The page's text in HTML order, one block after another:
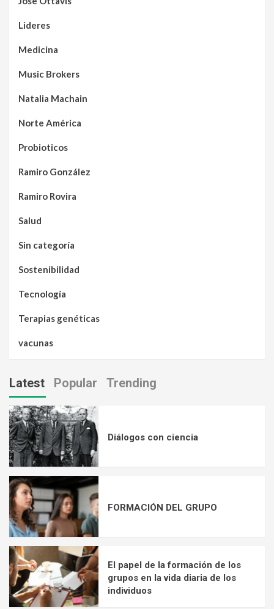
Lideres
Medicina
Music Brokers
Natalia Machain
Norte América
Probioticos
Ramiro González
Ramiro Rovira
Salud
Sin categoría
Sostenibilidad
Tecnología
Terapias genéticas
vacunas
Latest Popular Trending
Diálogos con ciencia
FORMACIÓN DEL GRUPO
El papel de la formación de los
grupos en la vida diaria de los
individuos